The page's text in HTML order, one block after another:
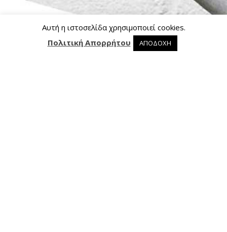
0 0 προϊόντα στο καλάθι
Αυτή η ιστοσελίδα χρησιμοποιεί cookies.
Πολιτική Απορρήτου
ΑΠΟΔΟΧΗ